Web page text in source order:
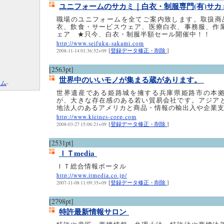
ユニフォームのサカミ｜白衣・制服専門(有)サ
職場のユニフォームを全てご案内致します。取扱
衣、飲食・サービスウェア、医療白衣、事務服、作
ェア ★只今、白衣・制服半額セール開催中！！
http://www.seifuku-sakami.com
2008-11-14 01:36:52+09 [登録データ修正・削除 ]
[2563pt]
世界中のいいモノが集まる蔵があります。
世界遺産である姫路城を擁する兵庫県姫路市の本
が、大きな存在感のある若い貿易会社です。アジア
地法人のあるアメリカと商品・情報の輸出入や企業
http://www.kleines-corp.com
2008-03-27 15:06:21+09 [登録データ修正・削除 ]
[2531pt]
ＩＴmedia
ＩＴ総合情報ポータル
http://www.itmedia.co.jp/
2007-11-08 11:09:35+09 [登録データ修正・削除 ]
[2798pt]
特許最新情報サロン
-